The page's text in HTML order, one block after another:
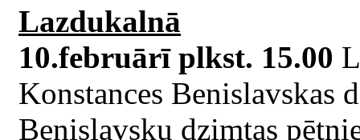
Lazdukalnā
10.februārī plkst. 15.00
Konstances Benislavskas
Benislavsku dzimtas